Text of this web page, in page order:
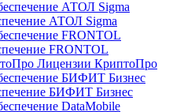
АТОЛ Sigma
FRONTOL
Лицензии КриптоПро
БИФИТ Бизнес